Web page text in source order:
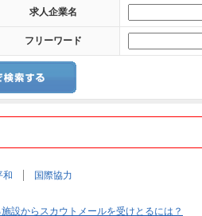
求人企業名
フリーワード
和 国際協力
設からスカウトメールを受けとるには？